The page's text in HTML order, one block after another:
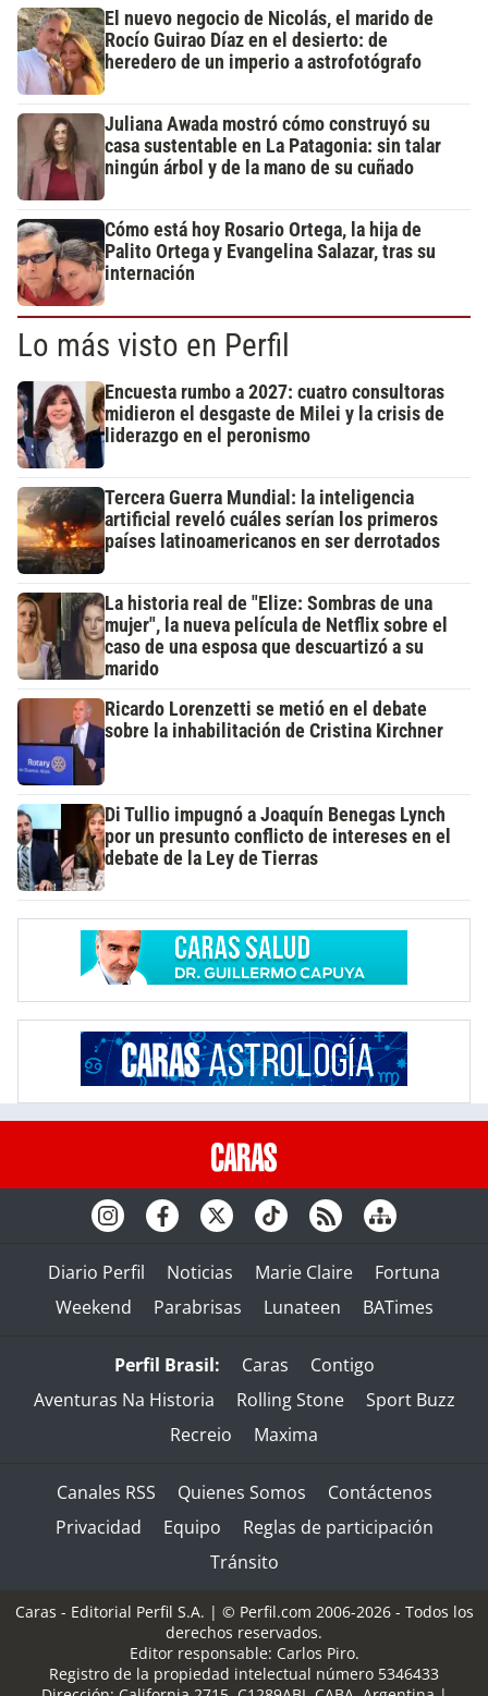
El nuevo negocio de Nicolás, el marido de
Rocío Guirao Díaz en el desierto: de
heredero de un imperio a astrofotógrafo
Juliana Awada mostró cómo construyó su
casa sustentable en La Patagonia: sin talar
ningún árbol y de la mano de su cuñado
Cómo está hoy Rosario Ortega, la hija de
Palito Ortega y Evangelina Salazar, tras su
internación
Lo más visto en Perfil
Encuesta rumbo a 2027: cuatro consultoras
midieron el desgaste de Milei y la crisis de
liderazgo en el peronismo
Tercera Guerra Mundial: la inteligencia
artificial reveló cuáles serían los primeros
países latinoamericanos en ser derrotados
La historia real de "Elize: Sombras de una
mujer", la nueva película de Netflix sobre el
caso de una esposa que descuartizó a su
marido
Ricardo Lorenzetti se metió en el debate
sobre la inhabilitación de Cristina Kirchner
Di Tullio impugnó a Joaquín Benegas Lynch
por un presunto conflicto de intereses en el
debate de la Ley de Tierras
Diario Perfil Noticias Marie Claire
Fortuna
Weekend
Parabrisas Lunateen BATimes
Perfil Brasil: Caras
Contigo
Aventuras Na Historia
Rolling Stone
Sport Buzz
Recreio
Maxima
Canales RSS Quienes Somos
Contáctenos
Privacidad
Equipo
Reglas de participación
Tránsito
Caras - Editorial Perfil S.A. | © Perfil.com 2006-2026 - Todos los
derechos reservados.
Editor responsable: Carlos Piro.
Registro de la propiedad intelectual número 5346433